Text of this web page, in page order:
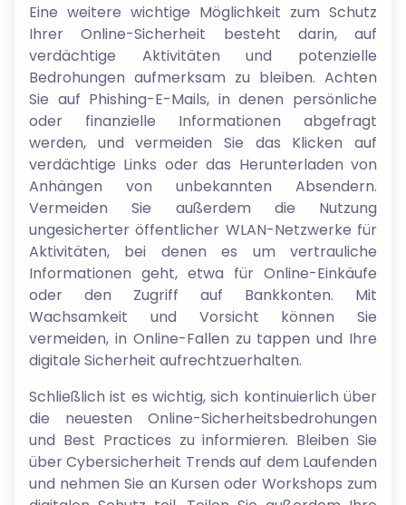
Eine weitere wichtige Möglichkeit zum Schutz
Ihrer Online-Sicherheit besteht darin, auf
verdächtige Aktivitäten und potenzielle
Bedrohungen aufmerksam zu bleiben. Achten
Sie auf Phishing-E-Mails, in denen persönliche
oder finanzielle Informationen abgefragt
werden, und vermeiden Sie das Klicken auf
verdächtige Links oder das Herunterladen von
Anhängen von unbekannten Absendern.
Vermeiden Sie außerdem die Nutzung
ungesicherter öffentlicher WLAN-Netzwerke für
Aktivitäten, bei denen es um vertrauliche
Informationen geht, etwa für Online-Einkäufe
oder den Zugriff auf Bankkonten. Mit
Wachsamkeit und Vorsicht können Sie
vermeiden, in Online-Fallen zu tappen und Ihre
digitale Sicherheit aufrechtzuerhalten.
Schließlich ist es wichtig, sich kontinuierlich über
die neuesten Online-Sicherheitsbedrohungen
und Best Practices zu informieren. Bleiben Sie
über Cybersicherheit Trends auf dem Laufenden
und nehmen Sie an Kursen oder Workshops zum